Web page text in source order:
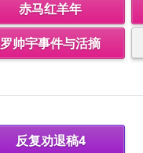
赤马红羊年
罗帅宇事件与活摘
反复劝退稿4